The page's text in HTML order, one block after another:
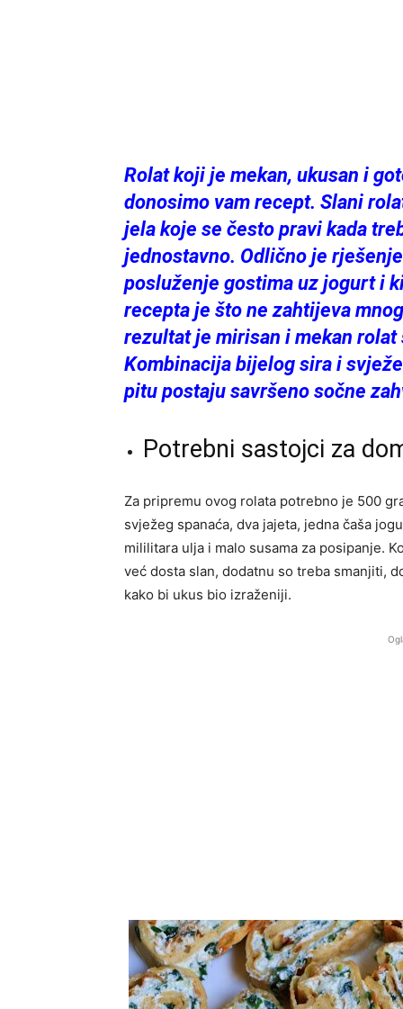
Rolat koji je mekan, ukusan i
donosimo vam recept. Slani
jela koje se često pravi kada
jednostavno. Odlično je
posluženje gostima uz jogurt i
recepta je što ne zahtijeva
rezultat je mirisan i mekan
Kombinacija bijelog sira i
pitu postaju savršeno sočne
Potrebni sastojci za
Za pripremu ovog rolata potrebno je 500
svježeg spanaća, dva jajeta, jedna čaša
mililitara ulja i malo susama za posipanje.
već dosta slan, dodatnu so treba smanjiti,
kako bi ukus bio izraženiji.